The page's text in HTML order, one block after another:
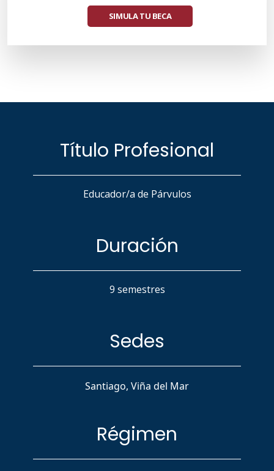
SIMULA TU BECA
Título Profesional
Educador/a de Párvulos
Duración
9 semestres
Sedes
Santiago, Viña del Mar
Régimen